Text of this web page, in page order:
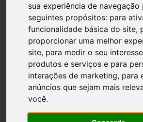
sua experiência de navegação
seguintes propósitos: para
funcionalidade básica do site,
proporcionar uma melhor
site, para medir o seu
produtos e serviços e para
interações de marketing, para
anúncios que sejam mais
você.